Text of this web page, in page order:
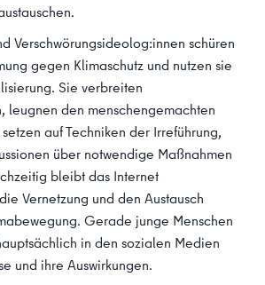
Verschwörungsideolog:innen schüren
gegen Klimaschutz und nutzen sie
Sie verbreiten
leugnen den menschengemachten
auf Techniken der Irreführung,
über notwendige Maßnahmen
bleibt das Internet
Vernetzung und den Austausch
Gerade junge Menschen
in den sozialen Medien
und ihre Auswirkungen.